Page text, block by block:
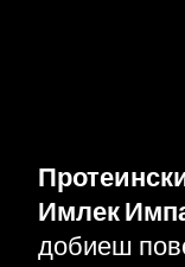
Имлек
добиеш